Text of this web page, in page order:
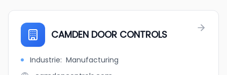
CAMDEN DOOR CONTROLS
Industrie: Manufacturing